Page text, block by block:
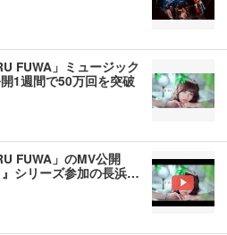
FUWA」ミュージック
1週間で50万回を突破
FUWA」のMV公開
』シリーズ参加の長浜…